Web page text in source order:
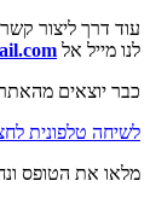
עוד דרך ליצור
לנו מייל אל
כבר יוצאים
לשיחה טלפונית
מלאו את הטופס